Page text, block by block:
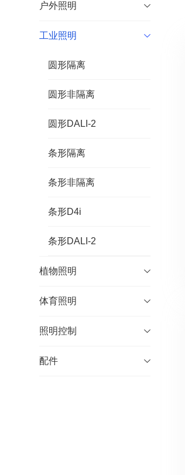
户外照明
工业照明
圆形隔离
圆形非隔离
圆形DALI-2
条形隔离
条形非隔离
条形D4i
条形DALI-2
植物照明
体育照明
照明控制
配件